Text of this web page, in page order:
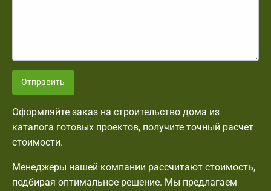
Отправить
Оформляйте заказ на строительство дома из
каталога готовых проектов, получите точный расчет
стоимости.
Менеджеры нашей компании рассчитают стоимость,
подбирая оптимальное решение. Мы предлагаем